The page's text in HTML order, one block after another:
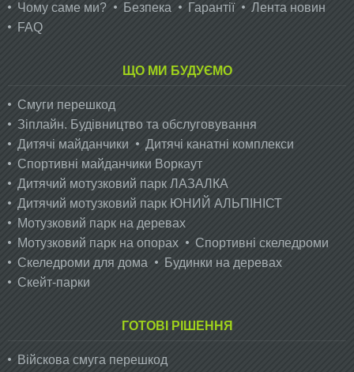
Чому саме ми? Безпека Гарантії
Лента новин
FAQ
ЩО МИ БУДУЄМО
Смуги перешкод
Зіплайн. Будівництво та обслуговування
Дитячі майданчики
Дитячі канатні комплекси
Спортивні майданчики Воркаут
Дитячий мотузковий парк ЛАЗАЛКА
Дитячий мотузковий парк ЮНИЙ АЛЬПІНІСТ
Мотузковий парк на деревах
Мотузковий парк на опорах
Спортивні скеледроми
Скеледроми для дома
Будинки на деревах
Скейт-парки
ГОТОВІ РІШЕННЯ
Війскова смуга перешкод